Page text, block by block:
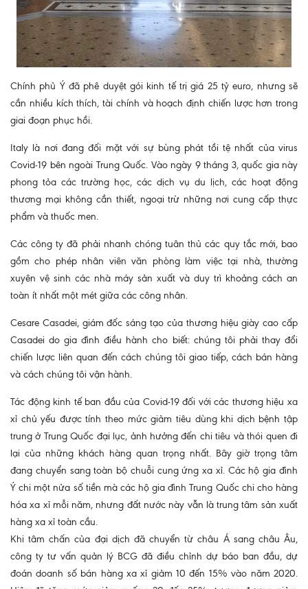
Chính phủ Ý đã phê duyệt gói kinh tế trị giá 25 tỷ euro, nhưng sẽ
cần nhiều kích thích, tài chính và hoạch định chiến lược hơn trong
giai đoạn phục hồi.
Italy là nơi đang đối mặt với sự bùng phát tồi tệ nhất của virus
Covid-19 bên ngoài Trung Quốc. Vào ngày 9 tháng 3, quốc gia này
phong tỏa các trường học, các dịch vụ du lịch, các hoạt động
thương mại không cần thiết, ngoại trừ những nơi cung cấp thực
phẩm và thuốc men.
Các công ty đã phải nhanh chóng tuân thủ các quy tắc mới, bao
gồm cho phép nhân viên văn phòng làm việc tại nhà, thường
xuyên vệ sinh các nhà máy sản xuất và duy trì khoảng cách an
toàn ít nhất một mét giữa các công nhân.
Cesare Casadei, giám đốc sáng tạo của thương hiệu giày cao cấp
Casadei do gia đình điều hành cho biết: chúng tôi phải thay đổi
chiến lược liên quan đến cách chúng tôi giao tiếp, cách bán hàng
và cách chúng tôi vận hành.
Tác động kinh tế ban đầu của Covid-19 đối với các thương hiệu xa
xỉ chủ yếu được tính theo mức giảm tiêu dùng khi dịch bệnh tập
trung ở Trung Quốc đại lục, ảnh hưởng đến chi tiêu và thói quen đi
lại của những khách hàng quan trọng nhất. Bây giờ trọng tâm
đang chuyển sang toàn bộ chuỗi cung ứng xa xỉ. Các hộ gia đình
Ý chi một nửa số tiền mà các hộ gia đình Trung Quốc chi cho hàng
hóa xa xỉ mỗi năm, nhưng đất nước này vẫn là trung tâm sản xuất
hàng xa xỉ toàn cầu.
Khi tâm chấn của đại dịch đã chuyển từ châu Á sang châu Âu,
công ty tư vấn quản lý BCG đã điều chỉnh dự báo ban đầu, dự
đoán doanh số bán hàng xa xỉ giảm 10 đến 15% vào năm 2020.